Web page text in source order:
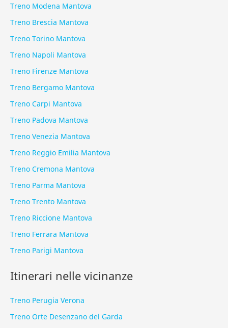
Treno Modena Mantova
Treno Brescia Mantova
Treno Torino Mantova
Treno Napoli Mantova
Treno Firenze Mantova
Treno Bergamo Mantova
Treno Carpi Mantova
Treno Padova Mantova
Treno Venezia Mantova
Treno Reggio Emilia Mantova
Treno Cremona Mantova
Treno Parma Mantova
Treno Trento Mantova
Treno Riccione Mantova
Treno Ferrara Mantova
Treno Parigi Mantova
Itinerari nelle vicinanze
Treno Perugia Verona
Treno Orte Desenzano del Garda